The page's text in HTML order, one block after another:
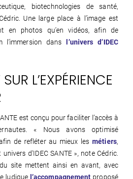
biotechnologies de santé,
Une large place à l’image est
en photos qu’en vidéos, afin de
l’immersion dansl’univers d’IDEC
L’EXPÉRIENCE
est conçu pour faciliter l’accès à
« Nous avons optimisé
de refléter au mieux lesmétiers,
univers d’IDEC SANTE », note Cédric.
site mettent ainsi en avant, avec